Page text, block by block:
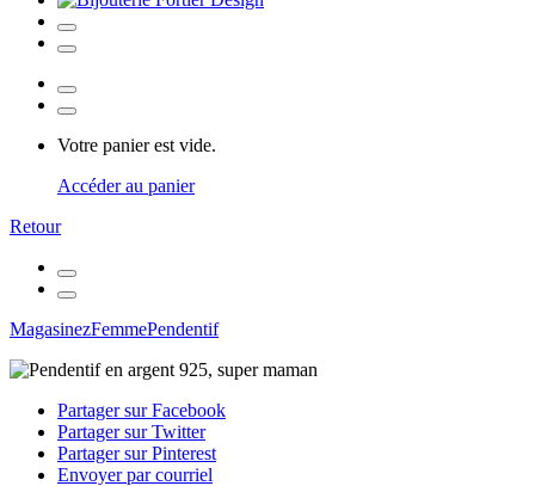
Votre panier est vide.
Accéder au panier
Retour
MagasinezFemmePendentif
Partager sur Facebook
Partager sur Twitter
Partager sur Pinterest
Envoyer par courriel